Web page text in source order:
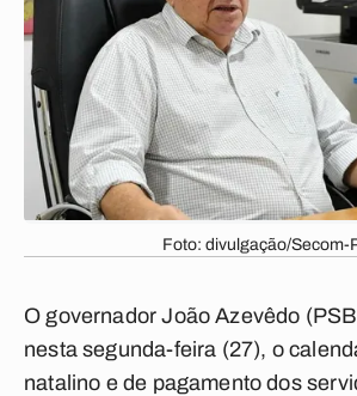
Foto: divulgação/Secom-
O governador João Azevêdo
nesta segunda-feira (27), o
natalino e de pagamento dos